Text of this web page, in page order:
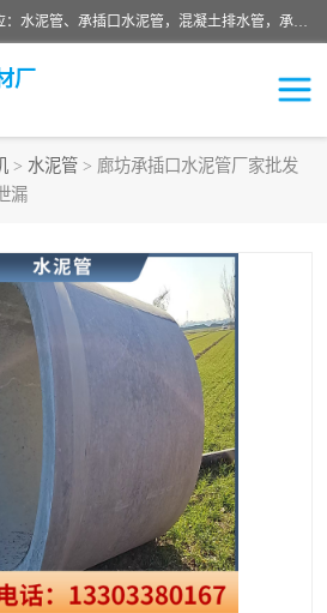
衡水宁瑞建材有限公司批量供应：水泥管、承插口水泥管，混凝土排水管，承插口水泥管，企口水泥管，钢承口水泥管，顶管，平口水泥管，水泥检查井，混凝土检查井，预制混凝土检查井，矩形检查井，圆形检查井等产品。
厂
> 水泥管 > 廊坊承插口水泥管厂家批发
漏
水泥管
矩形检查井
预制混凝土检查井
钢承口水泥管